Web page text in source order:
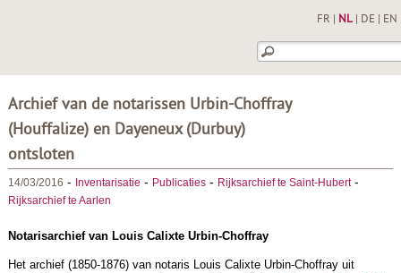
FR NL| DE EN
Archief van de notarissen Urbin-Choffray
(Houffalize) en Dayeneux (Durbuy)
ontsloten
14/03/2016 - Inventarisatie - Publicaties- Rijksarchief te Saint-Hubert-
Rijksarchief te Aarlen
Notarisarchief van Louis Calixte Urbin-Choffray
Het archief (1850-1876) van notaris Louis Calixte Urbin-Choffray uit